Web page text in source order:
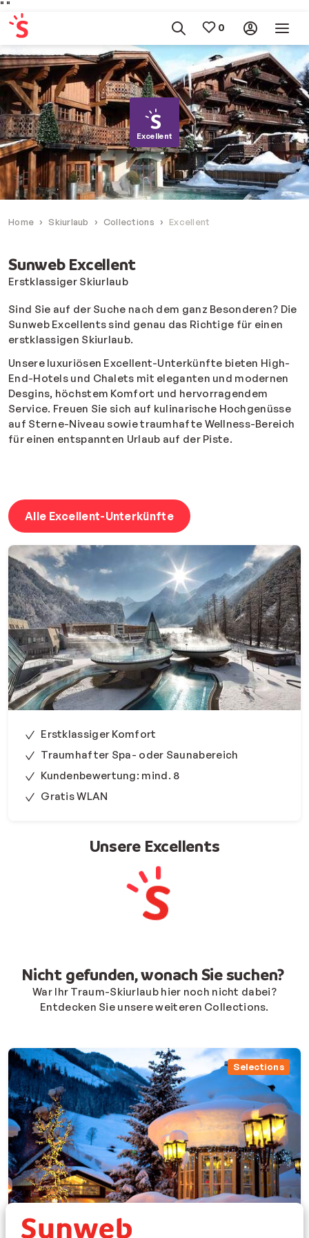
" "
Excellent
Home Skiurlaub Collections Excellent
Sunweb Excellent
Erstklassiger Skiurlaub
Sind Sie auf der Suche nach dem ganz Besonderen? Die
Sunweb Excellents sind genau das Richtige für einen
erstklassigen Skiurlaub.
Unsere luxuriösen Excellent-Unterkünfte bieten High-
End-Hotels und Chalets mit eleganten und modernen
Desgins, höchstem Komfort und hervorragendem
Service. Freuen Sie sich auf kulinarische Hochgenüsse
auf Sterne-Niveau sowie traumhafte Wellness-Bereich
für einen entspannten Urlaub auf der Piste.
Alle Excellent-Unterkünfte
Erstklassiger Komfort
Traumhafter Spa- oder Saunabereich
Kundenbewertung: mind. 8
Gratis WLAN
Unsere Excellents
Nicht gefunden, wonach Sie suchen?
War Ihr Traum-Skiurlaub hier noch nicht dabei?
Entdecken Sie unsere weiteren Collections.
Selections